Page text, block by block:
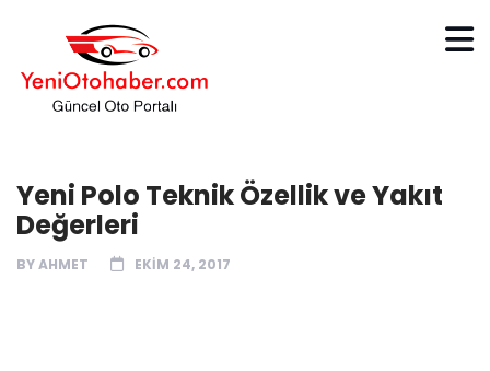
Yeni Polo Teknik Özellik ve Yakıt
Değerleri
BYAHMET EKIM 24, 2017